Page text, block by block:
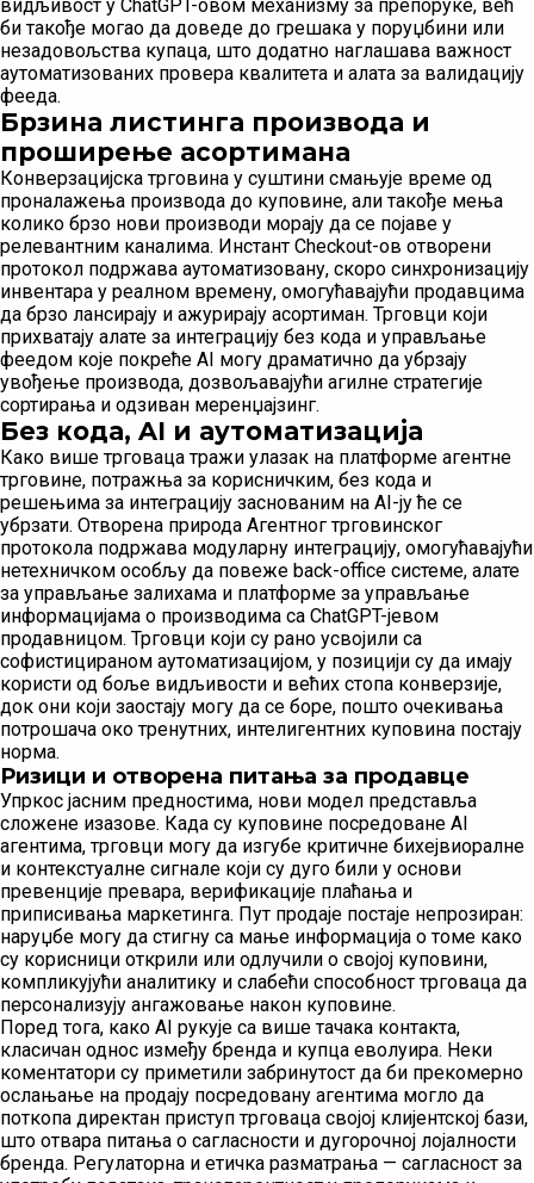
видљивост у ChatGPT-овом механизму за препоруке, већ
би такође могао да доведе до грешака у поруџбини или
незадовољства купаца, што додатно наглашава важност
аутоматизованих провера квалитета и алата за валидацију
фееда.
Брзина листинга производа и
проширење асортимана
Конверзацијска трговина у суштини смањује време од
проналажења производа до куповине, али такође мења
колико брзо нови производи морају да се појаве у
релевантним каналима. Инстант Checkout-ов отворени
протокол подржава аутоматизовану, скоро синхронизацију
инвентара у реалном времену, омогућавајући продавцима
да брзо лансирају и ажурирају асортиман. Трговци који
прихватају алате за интеграцију без кода и управљање
феедом које покреће AI могу драматично да убрзају
увођење производа, дозвољавајући агилне стратегије
сортирања и одзиван меренџајзинг.
Без кода, AI и аутоматизација
Како више трговаца тражи улазак на платформе агентне
трговине, потражња за корисничким, без кода и
решењима за интеграцију заснованим на AI-ју ће се
убрзати. Отворена природа Агентног трговинског
протокола подржава модуларну интеграцију, омогућавајући
нетехничком особљу да повеже back-office системе, алате
за управљање залихама и платформе за управљање
информацијама о производима са ChatGPT-јевом
продавницом. Трговци који су рано усвојили са
софистицираном аутоматизацијом, у позицији су да имају
користи од боље видљивости и већих стопа конверзије,
док они који заостају могу да се боре, пошто очекивања
потрошача око тренутних, интелигентних куповина постају
норма.
Ризици и отворена питања за продавце
Упркос јасним предностима, нови модел представља
сложене изазове. Када су куповине посредоване AI
агентима, трговци могу да изгубе критичне бихејвиоралне
и контекстуалне сигнале који су дуго били у основи
превенције превара, верификације плаћања и
приписивања маркетинга. Пут продаје постаје непрозиран:
наруџбе могу да стигну са мање информација о томе како
су корисници открили или одлучили о својој куповини,
компликујући аналитику и слабећи способност трговаца да
персонализују ангажовање након куповине.
Поред тога, како AI рукује са више тачака контакта,
класичан однос између бренда и купца еволуира. Неки
коментатори су приметили забринутост да би прекомерно
ослањање на продају посредовану агентима могло да
поткопа директан приступ трговаца својој клијентској бази,
што отвара питања о сагласности и дугорочној лојалности
бренда. Регулаторна и етичка разматрања — сагласност за